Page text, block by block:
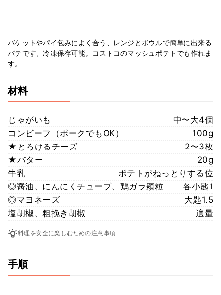
バケットやパイ包みによく合う、レンジとボウルで簡単に出来る
パテです。冷凍保存可能。コストコのマッシュポテトでも作れま
す。
材料
じゃがいも
中〜大4個
コンビーフ（ポークでもOK）
100g
★とろけるチーズ
2〜3枚
★バター
20g
牛乳
ポテトがねっとりする位
◎醤油、にんにくチューブ、鶏ガラ顆粒
各小匙1
◎マヨネーズ
大匙1.5
塩胡椒、粗挽き胡椒
適量
料理を安全に楽しむための注意事項
手順